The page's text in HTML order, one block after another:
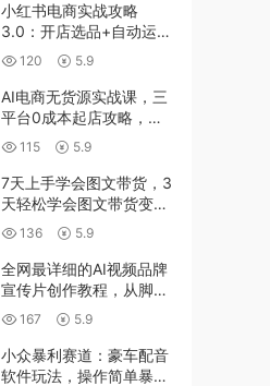
小红书电商实战攻略
3.0：开店选品+自动运营
+测款怼款，新手快速起
店盈利
120 5.9
AI电商无货源实战课，三
平台0成本起店攻略，技
术+执行力的黄金配比
115 5.9
7天上手学会图文带货，3
天轻松学会图文带货变
现，小白必学
136 5.9
全网最详细的AI视频品牌
宣传片创作教程，从脚本
生成、图像制作到视频合
成的全链条实操
167 5.9
小众暴利赛道：豪车配音
软件玩法，操作简单暴